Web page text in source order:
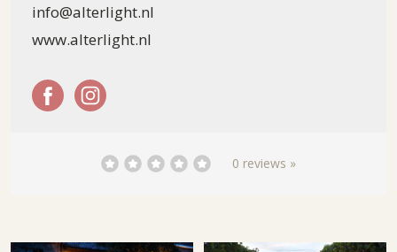
info@alterlight.nl
www.alterlight.nl
0 reviews »